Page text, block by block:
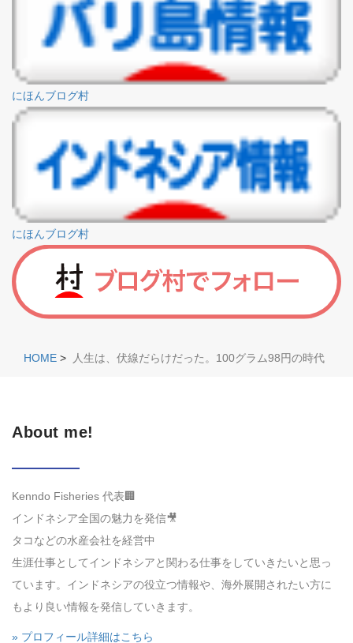
にほんブログ村
にほんブログ村
HOME > 人生は、伏線だらけだった。100グラム98円の時代
About me!
Kenndo Fisheries 代表🏢
インドネシア全国の魅力を発信🎥
タコなどの水産会社を経営中
生涯仕事としてインドネシアと関わる仕事をしていきたいと思っ
ています。インドネシアの役立つ情報や、海外展開されたい方に
もより良い情報を発信していきます。
» プロフィール詳細はこちら